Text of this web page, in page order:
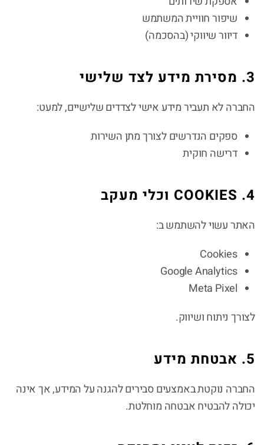
שיפור חוויית המשתמש
דיוור שיווקי (בהסכמה)
3. מסירת מידע לצד שלישי
החברה לא תעביר מידע אישי לצדדים שלישיים, למעט:
ספקים הנדרשים לצורך מתן השירות
דרישה חוקית
4. COOKIES וכלי מעקב
האתר עשוי להשתמש ב:
Cookies
Google Analytics
Meta Pixel
לצורך ניתוח ושיווק.
5. אבטחת מידע
החברה נוקטת באמצעים סבירים להגנה על המידע, אך אינה
יכולה להבטיח אבטחה מוחלטת.